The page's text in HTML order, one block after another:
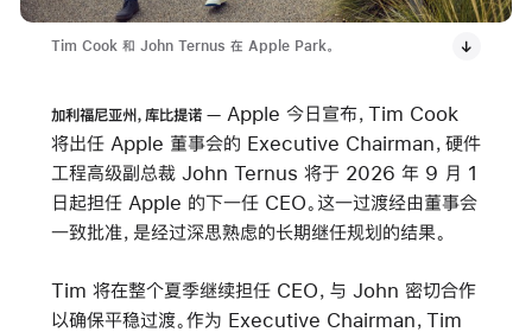
Tim Cook 和 John Ternus 在 Apple Park。
加利福尼亚州，库比提诺
Apple 今日宣布，Tim Cook
将出任 Apple 董事会的 Executive Chairman，硬件
工程高级副总裁 John Ternus 将于 2026 年 9 月 1
日起担任 Apple 的下一任 CEO。这一过渡经由董事会
一致批准，是经过深思熟虑的长期继任规划的结果。
Tim 将在整个夏季继续担任 CEO，与 John 密切合作
以确保平稳过渡。作为 Executive Chairman，Tim